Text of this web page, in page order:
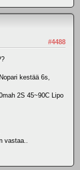
#4488
kestää 6s,
2S 45~90C Lipo
vastaa..